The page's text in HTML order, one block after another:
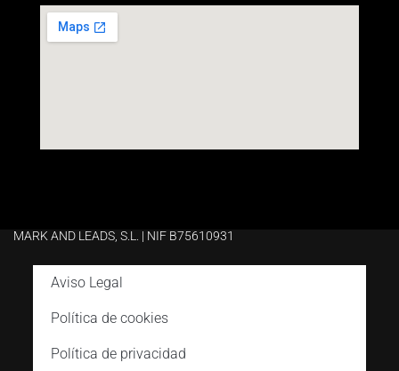
MARK AND LEADS, S.L. | NIF B75610931
Aviso Legal
Política de cookies
Política de privacidad